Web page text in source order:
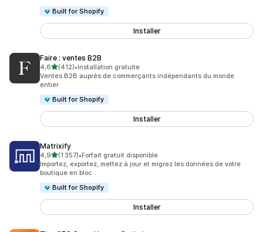
Built for Shopify
Installer
Faire : ventes B2B
4,6étoile(s) sur 5
(412)
412 avis au total
•Installation gratuite
Ventes B2B auprès de commerçants indépendants du monde
entier
Built for Shopify
Installer
Matrixify
4,9étoile(s) sur 5
(1 357)
1357 avis au total
•Forfait gratuit disponible
Importez, exportez, mettez à jour et migrez les données de votre
boutique en bloc
Built for Shopify
Installer